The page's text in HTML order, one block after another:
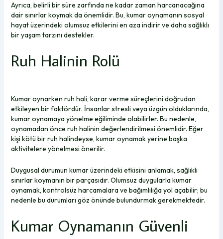
Ayrıca, belirli bir süre zarfında ne kadar zaman harcanacağına
dair sınırlar koymak da önemlidir. Bu, kumar oynamanın sosyal
hayat üzerindeki olumsuz etkilerini en aza indirir ve daha sağlıklı
bir yaşam tarzını destekler.
Ruh Halinin Rolü
Kumar oynarken ruh hali, karar verme süreçlerini doğrudan
etkileyen bir faktördür. İnsanlar stresli veya üzgün olduklarında,
kumar oynamaya yönelme eğiliminde olabilirler. Bu nedenle,
oynamadan önce ruh halinin değerlendirilmesi önemlidir. Eğer
kişi kötü bir ruh halindeyse, kumar oynamak yerine başka
aktivitelere yönelmesi önerilir.
Duygusal durumun kumar üzerindeki etkisini anlamak, sağlıklı
sınırlar koymanın bir parçasıdır. Olumsuz duygularla kumar
oynamak, kontrolsüz harcamalara ve bağımlılığa yol açabilir; bu
nedenle bu durumları göz önünde bulundurmak gerekmektedir.
Kumar Oynamanın Güvenli